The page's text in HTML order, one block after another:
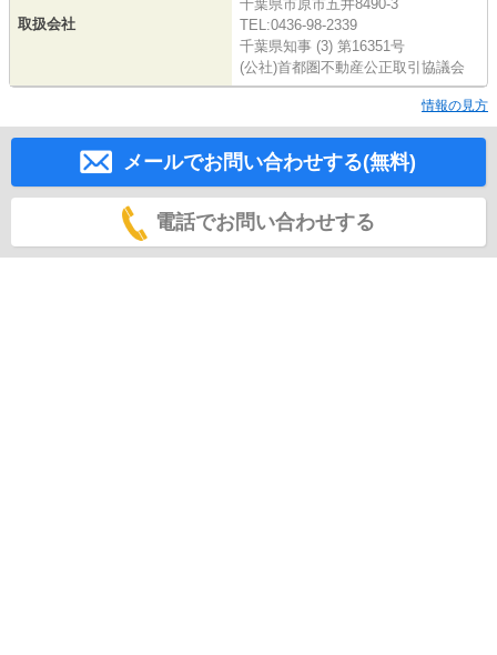
取扱会社
千葉県市原市五井8490-3
TEL:0436-98-2339
千葉県知事 (3) 第16351号
(公社)首都圏不動産公正取引協議会
情報の見方
メールでお問い合わせする(無料)
電話でお問い合わせする